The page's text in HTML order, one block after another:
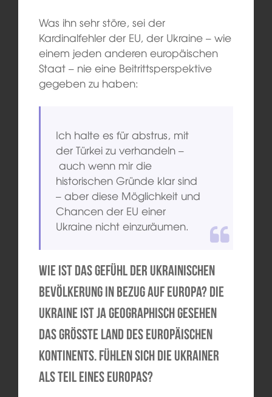
Was ihn sehr störe, sei der
Kardinalfehler der EU, der Ukraine – wie
einem jeden anderen europäischen
Staat – nie eine Beitrittsperspektive
gegeben zu haben:
Ich halte es für abstrus, mit
der Türkei zu verhandeln –
auch wenn mir die
historischen Gründe klar sind
– aber diese Möglichkeit und
Chancen der EU einer
Ukraine nicht einzuräumen.
Wie ist das Gefühl der ukrainischen
Bevölkerung in Bezug auf Europa? Die
Ukraine ist ja geographisch gesehen
das größte Land des europäischen
Kontinents. Fühlen sich die Ukrainer
als Teil eines Europas?